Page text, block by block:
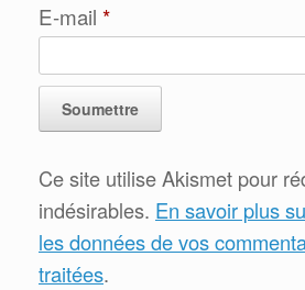
E-mail *
Ce site utilise Akismet pour
indésirables. En savoir plus
les données de vos
traitées.